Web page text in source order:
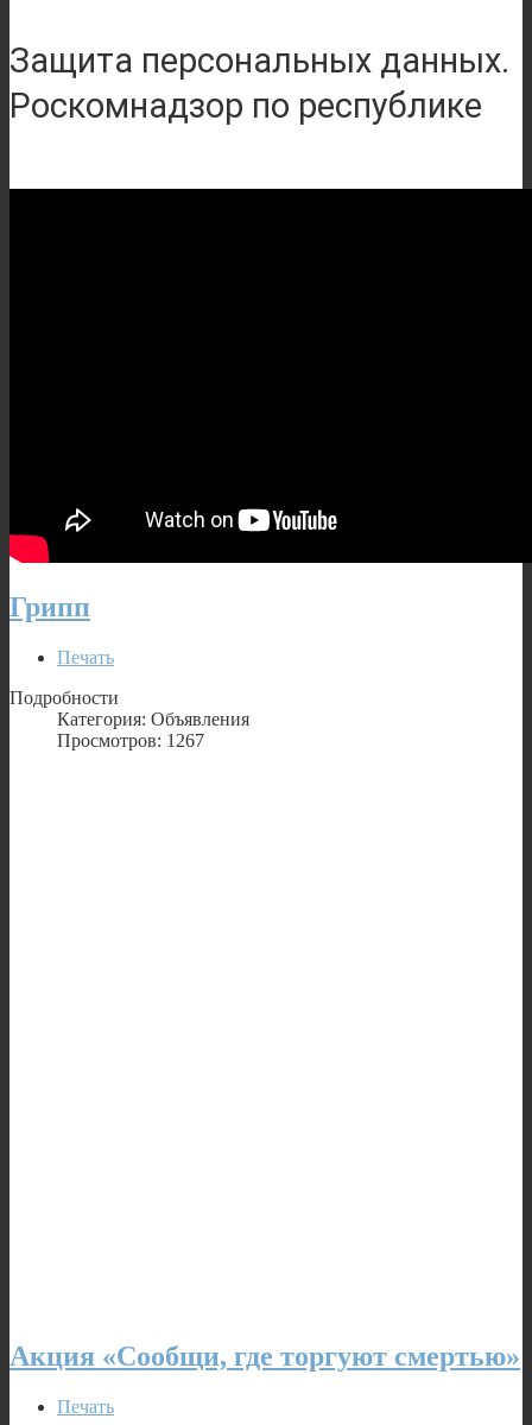
Защита персональных данных.
Роскомнадзор по республике
Грипп
Печать
Подробности
Категория: Объявления
Просмотров: 1267
Акция «Сообщи, где торгуют смертью»
Печать